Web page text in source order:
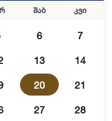
შაბ კვი
6 7
13 14
20 21
27 28